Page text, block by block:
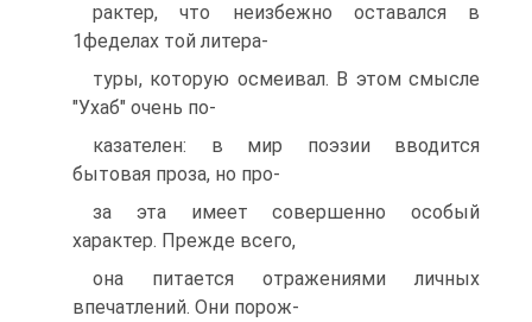
рактер, что неизбежно оставался в
1феделах той литера-
туры, которую осмеивал. В этом смысле
"Ухаб" очень по-
казателен: в мир поэзии вводится
бытовая проза, но про-
за эта имеет совершенно особый
характер. Прежде всего,
она питается отражениями личных
впечатлений. Они порож-